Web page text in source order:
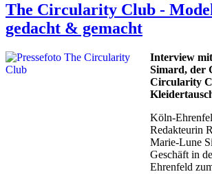
The Circularity Club -
gedacht & gemacht
Interview
Simard, der
Circularity
Köln-
Redakteurin
Marie-Lune
Geschäft in
Ehrenfeld